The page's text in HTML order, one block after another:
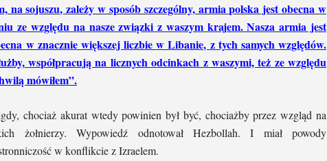
na sojuszu, zależy w sposób szczególny, armia polska jest obecna w
ze względu na nasze związki z waszym krajem. Nasza armia jest
w znacznie większej liczbie w Libanie, z tych samych względów.
współpracują na licznych odcinkach z waszymi, też ze względu
mówiłem”.
chociaż akurat wtedy powinien był być, chociażby przez wzgląd na
żołnierzy. Wypowiedź odnotował Hezbollah. I miał powody
w konflikcie z Izraelem.